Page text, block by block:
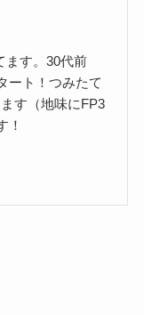
ます。30代前
ート！つみたて
す（地味にFP3
！